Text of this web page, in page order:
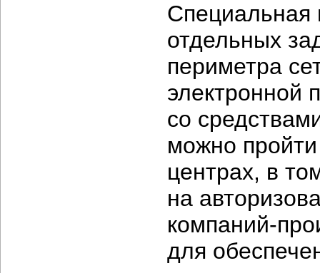
Специальная
отдельных
периметра
электронной
со
можно
центрах, в
на
компаний-
для